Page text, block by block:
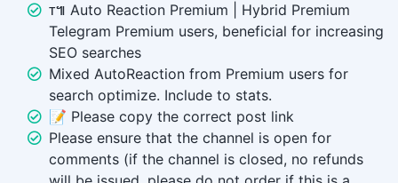
ᴛ៕ Auto Reaction Premium | Hybrid Premium
Telegram Premium users, beneficial for increasing
SEO searches
Mixed AutoReaction from Premium users for
search optimize. Include to stats.
📝 Please copy the correct post link
Please ensure that the channel is open for
comments (if the channel is closed, no refunds